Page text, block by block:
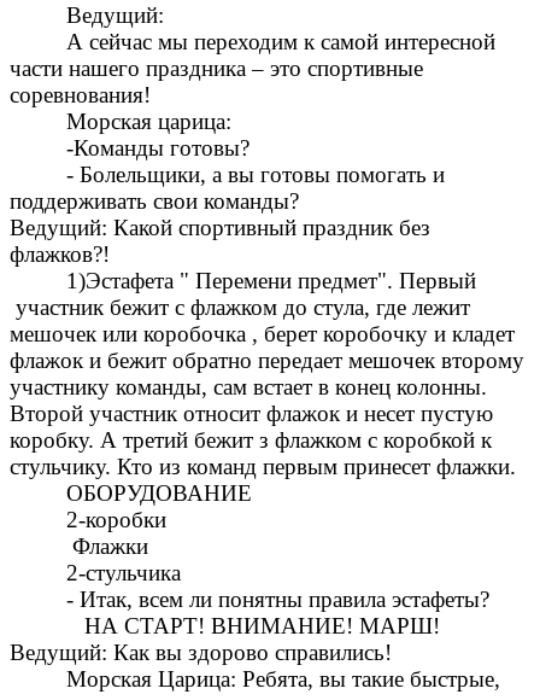
Ведущий:
А сейчас мы переходим к самой интересной
части нашего праздника – это спортивные
соревнования!
Морская царица:
-Команды готовы?
- Болельщики, а вы готовы помогать и
поддерживать свои команды?
Ведущий: Какой спортивный праздник без
флажков?!
1)Эстафета " Перемени предмет". Первый
участник бежит с флажком до стула, где лежит
мешочек или коробочка , берет коробочку и кладет
флажок и бежит обратно передает мешочек второму
участнику команды, сам встает в конец колонны.
Второй участник относит флажок и несет пустую
коробку. А третий бежит з флажком с коробкой к
стульчику. Кто из команд первым принесет флажки.
ОБОРУДОВАНИЕ
2-коробки
Флажки
2-стульчика
- Итак, всем ли понятны правила эстафеты?
НА СТАРТ! ВНИМАНИЕ! МАРШ!
Ведущий: Как вы здорово справились!
Морская Царица: Ребята, вы такие быстрые,